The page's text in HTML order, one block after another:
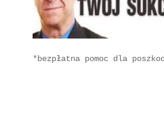
*bezpłatna pomoc dla